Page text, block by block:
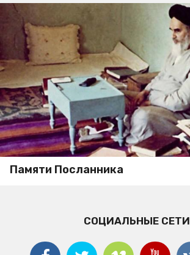
Памяти Посланника
СОЦИАЛЬНЫЕ СЕТИ